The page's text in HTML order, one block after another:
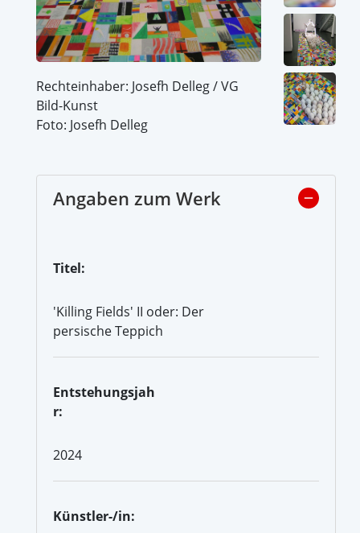
Rechteinhaber: Josefh Delleg / VG
Bild-Kunst
Foto: Josefh Delleg
Angaben zum Werk
Titel:
'Killing Fields' II oder: Der
persische Teppich
Entstehungsjah
r:
2024
Künstler-/in: